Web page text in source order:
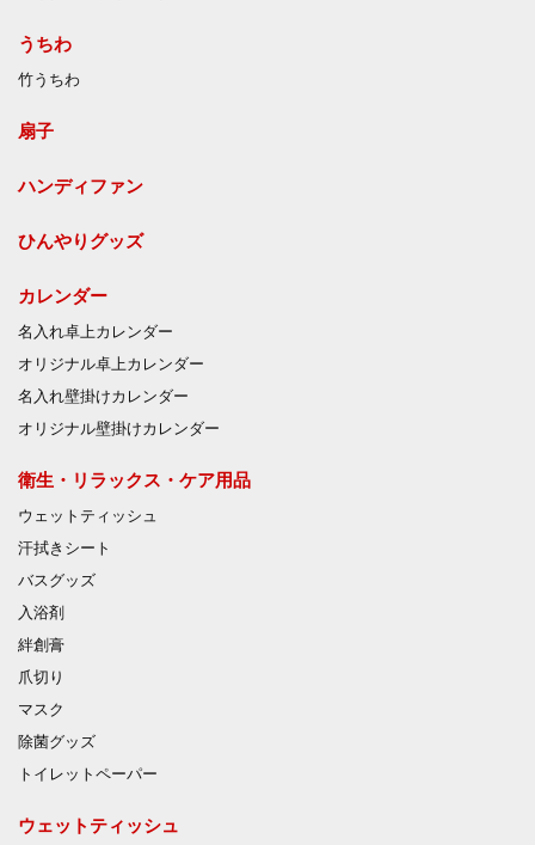
うちわ
竹うちわ
扇子
ハンディファン
ひんやりグッズ
カレンダー
名入れ卓上カレンダー
オリジナル卓上カレンダー
名入れ壁掛けカレンダー
オリジナル壁掛けカレンダー
衛生・リラックス・ケア用品
ウェットティッシュ
汗拭きシート
バスグッズ
入浴剤
絆創膏
爪切り
マスク
除菌グッズ
トイレットペーパー
ウェットティッシュ